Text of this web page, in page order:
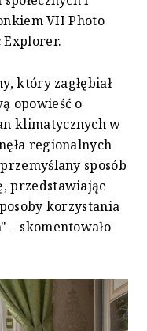
VII Photo
Explorer.
który zagłębiał
opowieść o
klimatycznych w
regionalnych
sposób
przedstawiając
korzystania
– skomentowało